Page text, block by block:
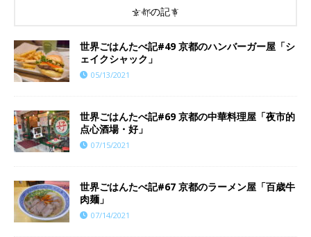
京都の記事
世界ごはんたべ記#49 京都のハンバーガー屋「シ
ェイクシャック」
05/13/2021
世界ごはんたべ記#69 京都の中華料理屋「夜市的
点心酒場・好」
07/15/2021
世界ごはんたべ記#67 京都のラーメン屋「百歳牛
肉麺」
07/14/2021